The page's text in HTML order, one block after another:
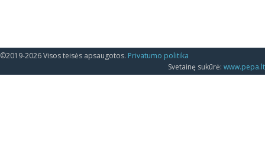
©2019-2026 Visos teisės apsaugotos. Privatumo politika
Svetainę sukūrė: www.pepa.lt